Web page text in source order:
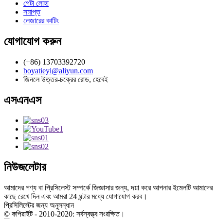
পেটা লোহা
সমাপ্ত
লেজারের কাটিং
যোগাযোগ করুন
(+86) 13703392720
boyatieyi@aliyun.com
জিনলে উত্তর-চক্রের রোড, হেবেই
এসএনএস
নিউজলেটার
আমাদের পণ্য বা প্রিসিলেস্ট সম্পর্কে জিজ্ঞাসার জন্য, দয়া করে আপনার ইমেলটি আমাদের
কাছে রেখে দিন এবং আমরা 24 ঘন্টার মধ্যে যোগাযোগ করব।
প্রিসিলিস্টের জন্য অনুসন্ধান
© কপিরাইট - 2010-2020: সর্বস্বত্ত্ব সংরক্ষিত।